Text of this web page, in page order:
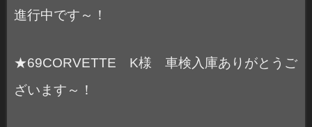
進行中です～！
★69CORVETTE K様 車検入庫ありがとうご
ざいます～！